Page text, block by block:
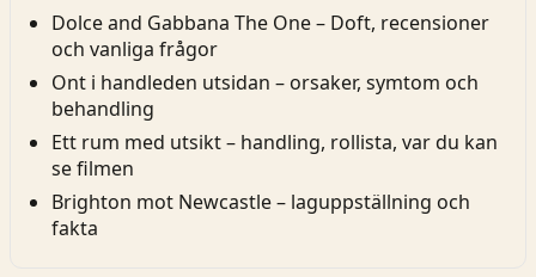
Dolce and Gabbana The One – Doft, recensioner
och vanliga frågor
Ont i handleden utsidan – orsaker, symtom och
behandling
Ett rum med utsikt – handling, rollista, var du kan
se filmen
Brighton mot Newcastle – laguppställning och
fakta